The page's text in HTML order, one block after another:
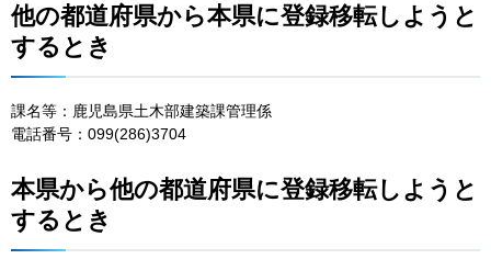
他の都道府県から本県に登録移転しようと
するとき
課名等：鹿児島県土木部建築課管理係
電話番号：099(286)3704
本県から他の都道府県に登録移転しようと
するとき